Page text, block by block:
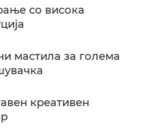
со висока
мастила за голема
креативен